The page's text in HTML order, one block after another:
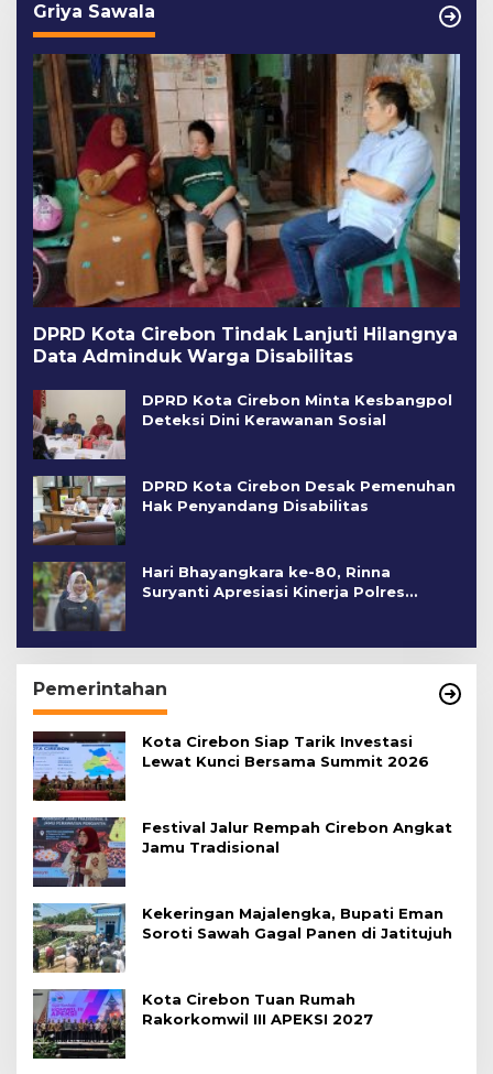
Griya Sawala
DPRD Kota Cirebon Tindak Lanjuti Hilangnya
Data Adminduk Warga Disabilitas
DPRD Kota Cirebon Minta Kesbangpol
Deteksi Dini Kerawanan Sosial
DPRD Kota Cirebon Desak Pemenuhan
Hak Penyandang Disabilitas
Hari Bhayangkara ke-80, Rinna
Suryanti Apresiasi Kinerja Polres
Pemerintahan
Kota Cirebon Siap Tarik Investasi
Lewat Kunci Bersama Summit 2026
Festival Jalur Rempah Cirebon Angkat
Jamu Tradisional
Kekeringan Majalengka, Bupati Eman
Soroti Sawah Gagal Panen di Jatitujuh
Kota Cirebon Tuan Rumah
Rakorkomwil III APEKSI 2027